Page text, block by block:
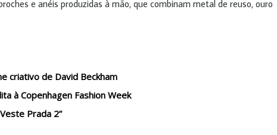
e anéis produzidas à mão, que combinam metal de reuso, ouro
criativo de David Beckham
à Copenhagen Fashion Week
Prada 2”